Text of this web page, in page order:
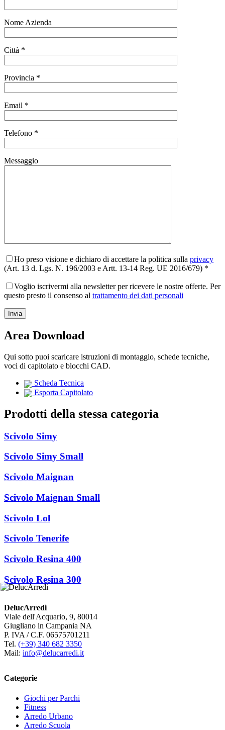
Nome Azienda
Città *
Provincia *
Email *
Telefono *
Messaggio
Ho preso visione e dichiaro di accettare la politica sulla privacy
(Art. 13 d. Lgs. N. 196/2003 e Artt. 13-14 Reg. UE 2016/679) *
Voglio iscrivermi alla newsletter per ricevere le nostre offerte. Per
questo presto il consenso al trattamento dei dati personali
Area Download
Qui sotto puoi scaricare istruzioni di montaggio, schede tecniche,
voci di capitolato e blocchi CAD.
Scheda Tecnica
Esporta Capitolato
Prodotti della stessa categoria
Scivolo Simy
Scivolo Simy Small
Scivolo Maignan
Scivolo Maignan Small
Scivolo Lol
Scivolo Tenerife
Scivolo Resina 400
Scivolo Resina 300
DelucArredi
Viale dell'Acquario, 9, 80014
Giugliano in Campania NA
P. IVA / C.F. 06575701211
Tel. (+39) 340 682 3350
Mail: info@delucarredi.it
Categorie
Giochi per Parchi
Fitness
Arredo Urbano
Arredo Scuola